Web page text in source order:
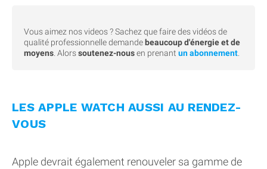
Vous aimez nos videos ? Sachez que faire des vidéos de
qualité professionnelle demande beaucoup d'énergie et de
moyens. Alorssoutenez-nousen prenant un abonnement.
LES APPLE WATCH AUSSI AU RENDEZ-
VOUS
Apple devrait également renouveler sa gamme de